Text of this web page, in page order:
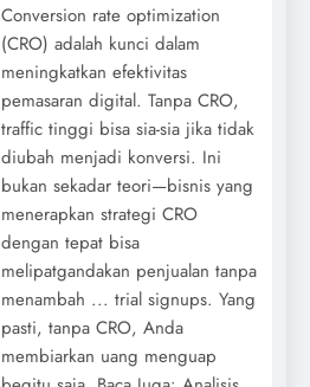
Conversion rate optimization
(CRO) adalah kunci dalam
meningkatkan efektivitas
pemasaran digital. Tanpa CRO,
traffic tinggi bisa sia-sia jika tidak
diubah menjadi konversi. Ini
bukan sekadar teori—bisnis yang
menerapkan strategi CRO
dengan tepat bisa
melipatgandakan penjualan tanpa
menambah ... trial signups. Yang
pasti, tanpa CRO, Anda
membiarkan uang menguap